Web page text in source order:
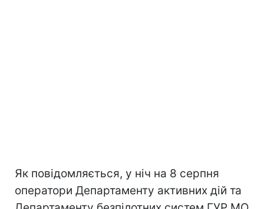
Як повідомляється, у ніч на 8 серпня
оператори Департаменту активних дій та